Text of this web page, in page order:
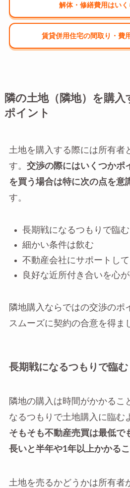
解体・修繕費用はい
賃貸併用住宅の間取り・費
隣の土地（隣地）を購
ポイント
土地を購入する際には所有者
す。 交渉の際にはいくつかポ
を買う場合は特に次の点を意
す。
長期戦になるつもりで臨む
細かい条件は飲む
不動産会社にサポートして
良好な近所付き合いを心
隣地購入ならではの交渉のポ
スムーズに契約の合意を得ま
長期戦になるつもりで臨む
隣地の購入は時間がかかるこ
なるつもりで土地購入に臨む
そもそも不動産売買は最低で
長いと半年や1年以上かかる
土地を売るかどうかは所有者